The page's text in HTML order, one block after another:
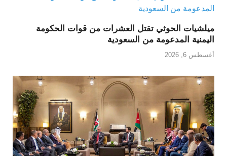
ميلشيات الحوثي تقتل العشرات من قوات الحكومة
اليمنية المدعومة من السعودية
أغسطس 6, 2026